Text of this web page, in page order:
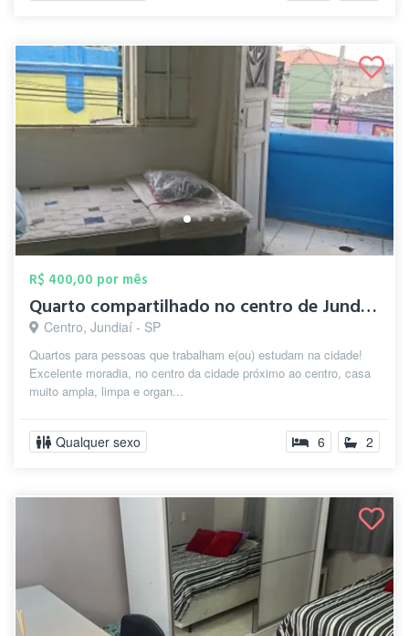
R$ 400,00 por mês
Quarto compartilhado no centro de Jundia...
Centro, Jundiaí - SP
Quartos para pessoas que trabalham e(ou) estudam na cidade!
Excelente moradia, no centro da cidade próximo ao centro, casa
muito ampla, limpa e organ...
Qualquer sexo 6 2